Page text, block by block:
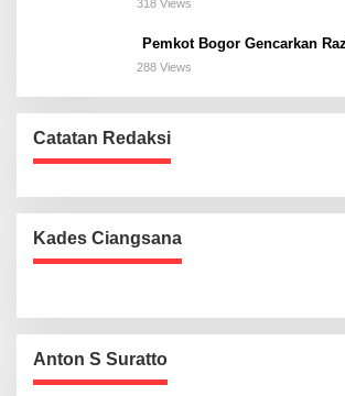
318 Views
Pemkot Bogor Gencarkan
288 Views
Catatan Redaksi
Kades Ciangsana
Anton S Suratto